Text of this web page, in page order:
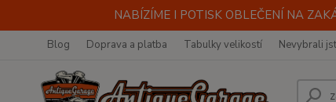
NABÍZÍME I POTISK OBLEČENÍ NA
Blog Doprava a platba Tabulky velikostí Nevybrali